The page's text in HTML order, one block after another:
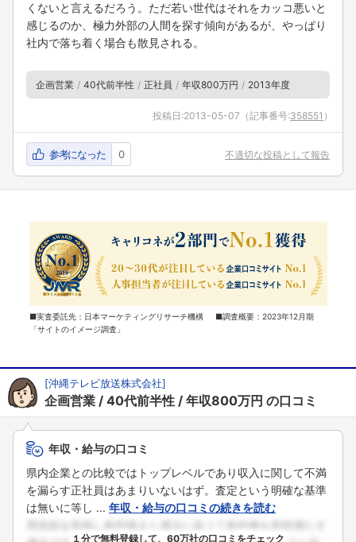
くないと言えるだろう。ただ若い世代はそれをカッコ悪いと
感じるのか、極力外部の人間を探す傾向があるが、やっぱり
社内で落ち着く場合も散見される。
企画営業 40代前半性 正社員 年収800万円 2013年度
投稿日:2013-05-07 （記事番号:358551 ）
参考になった 0 不適切な投稿として報告
■実査委託先：日本マーケティングリサーチ機構 ■調査概要：2023年12月期
「サイトのイメージ調査」
[沖縄テレビ放送株式会社]
企画営業 40代前半性 年収800万円 の口コミ
年収・給与の口コミ
県内企業との比較ではトップレベルであり収入に関して不満
を漏らす正社員はあまりいないはず。査定という明確な基準
は無いに等し ... 年収・給与の口コミの続きを読む
１分で無料登録して、60万社の口コミをチェック